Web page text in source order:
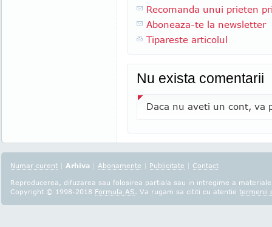
Recomanda unui prieten
Aboneaza-te la newsletter
Tipareste articolul
Nu exista comentarii
Daca nu aveti un cont, va
Numar curent | Arhiva | Abonamente | Publicitate | Contact
Reproducerea, difuzarea sau folosirea partiala sau in intregime a
Copyright © 1998-2018 Formula AS. Va rugam sa cititi cu atentie termenii